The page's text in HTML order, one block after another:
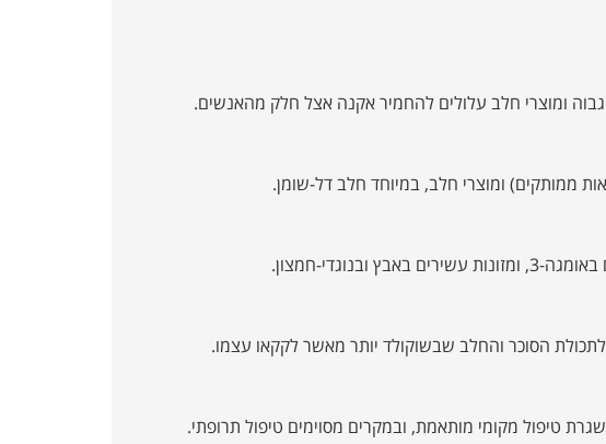
ומוצרי חלב עלולים להחמיר אקנה אצל חלק מהאנשים.
ממותקים) ומוצרי חלב, במיוחד חלב דל-שומן.
חמצון.
הסוכר והחלב שבשוקולד יותר מאשר לקקאו עצמו.
טיפול מקומי מותאמת, ובמקרים מסוימים טיפול תרופתי.